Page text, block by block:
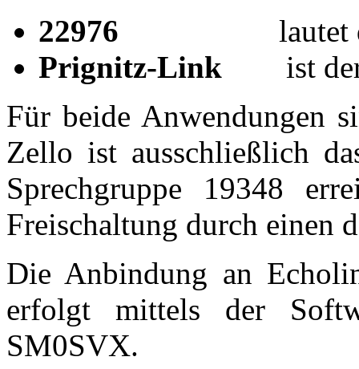
22976
Prignitz-Link ist
Für beide Anwendungen
Zello ist ausschließlich
Sprechgruppe 19348
Freischaltung durch einen
Die Anbindung an
erfolgt mittels der
SM0SVX.